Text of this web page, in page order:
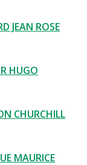
JEAN ROSE
HUGO
CHURCHILL
MAURICE